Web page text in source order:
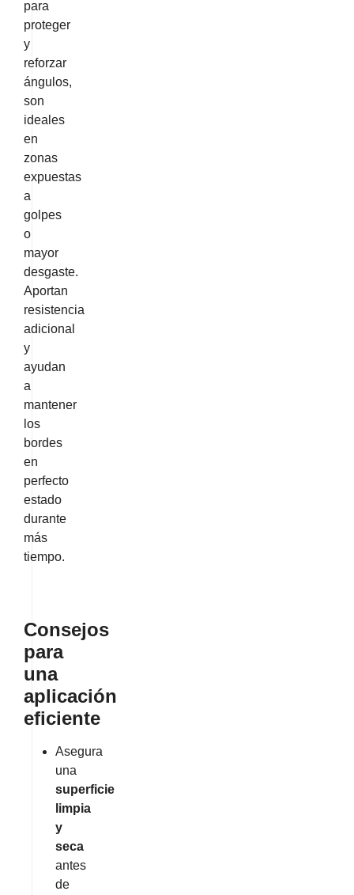
para
proteger
y
reforzar
ángulos,
son
ideales
en
zonas
expuestas
a
golpes
o
mayor
desgaste.
Aportan
resistencia
adicional
y
ayudan
a
mantener
los
bordes
en
perfecto
estado
durante
más
tiempo.
Consejos
para
una
aplicación
eficiente
Asegura
una
superficie
limpia
y
seca
antes
de